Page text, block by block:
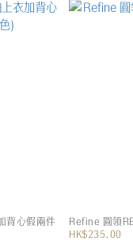
背心假兩件
Refine 圓領
HK$235.00